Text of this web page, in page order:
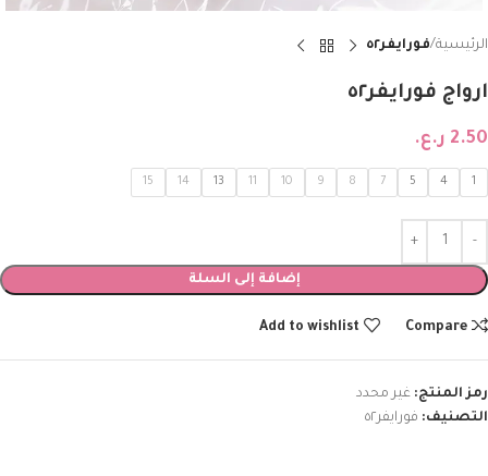
الرئيسية فورايفر٥٢
ارواج فورايفر٥٢
2.50 ر.ع.
1
4
5
7
8
9
10
11
13
14
15
إضافة إلى السلة
Compare
Add to wishlist
رمز المنتج: غير محدد
التصنيف: فورايفر٥٢